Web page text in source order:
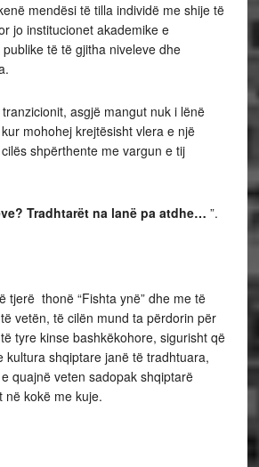
mendësi të tilla individë me shije të
jo institucionet akademike e
të të gjitha niveleve dhe
asgjë mangut nuk i lënë
mohohej krejtësisht vlera e një
shpërthente me vargun e tij
Tradhtarët na lanë pa atdhe… ”.
tjerë thonë “Fishta ynë” dhe me të
vetën, të cilën mund ta përdorin për
tyre kinse bashkëkohore, sigurisht që
kultura shqiptare janë të tradhtuara,
quajnë veten sadopak shqiptarë
në kokë me kuje.